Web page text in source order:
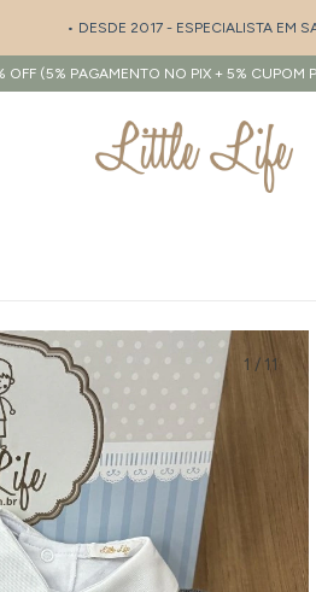
• DESDE 2017 - ESPECIALISTA EM SAÍDA
OFF (5% PAGAMENTO NO PIX + 5% CUPOM
1 / 11